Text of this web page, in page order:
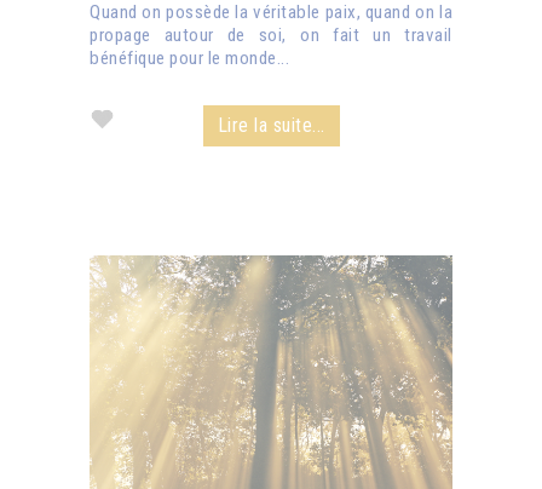
Quand on possède la véritable paix, quand on la
propage autour de soi, on fait un travail
bénéfique pour le monde...
Lire la suite...